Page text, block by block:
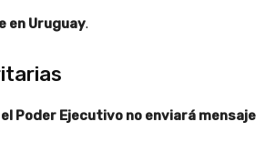
en Uruguay.
el Poder Ejecutivo no enviará mensaje